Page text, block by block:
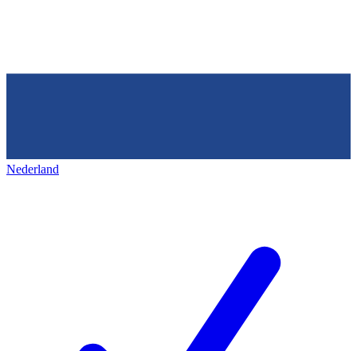
Nederland